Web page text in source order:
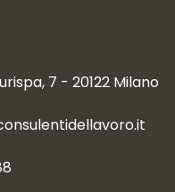
7 - 20122 Milano